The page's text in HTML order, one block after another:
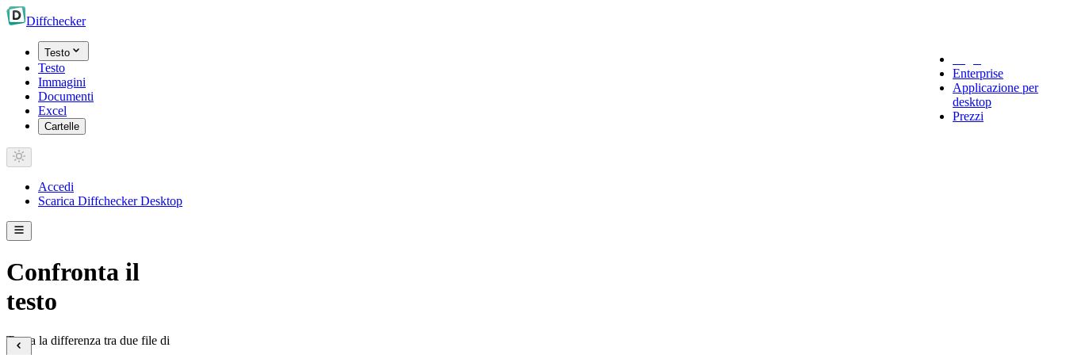
Diffchecker
Testo
Testo
Immagini
Documenti
Excel
Cartelle
Enterprise
Applicazione per
desktop
Prezzi
Accedi
Scarica Diffchecker Desktop
Confronta il
testo
Trova la differenza tra due file di